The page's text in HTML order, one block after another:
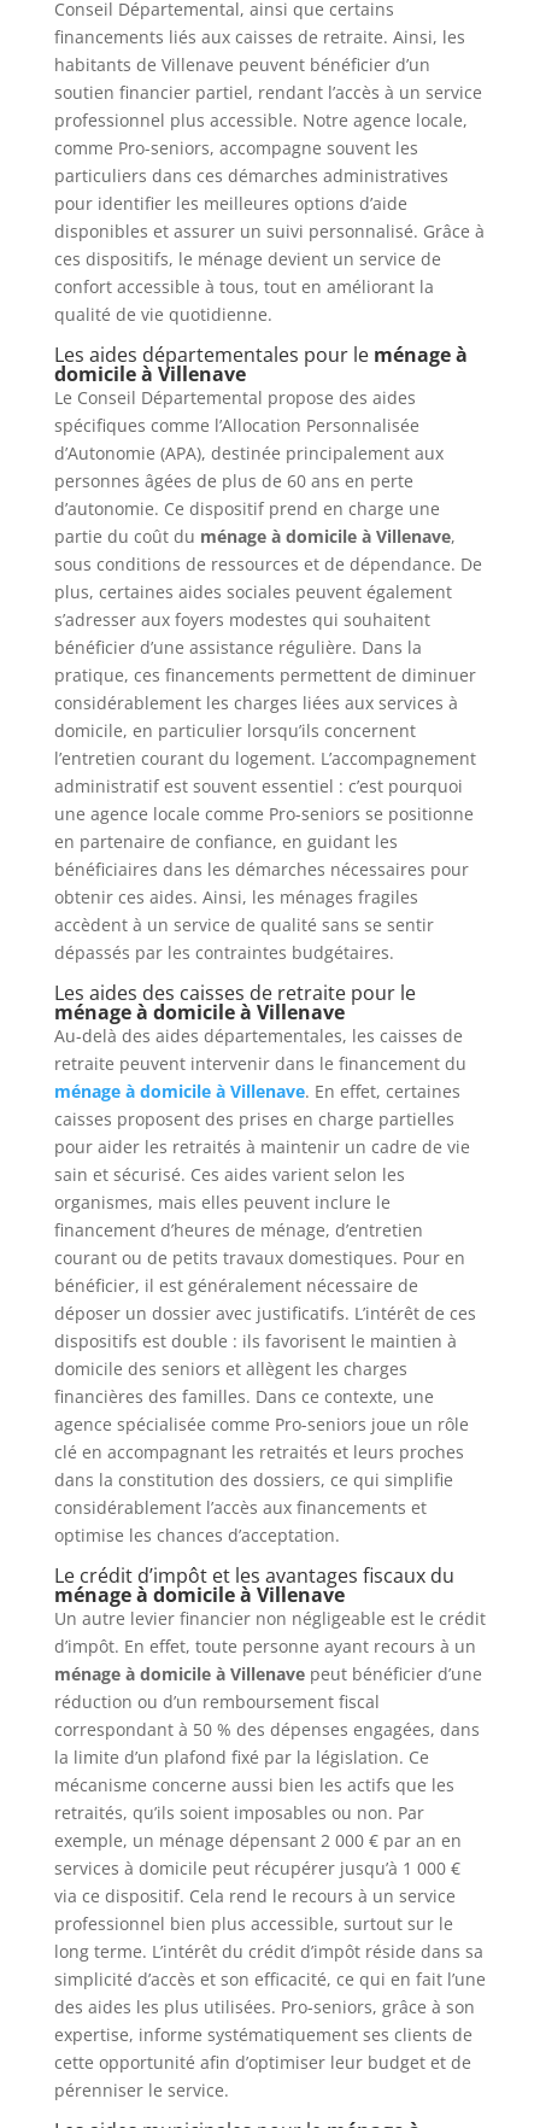
Conseil Départemental, ainsi que certains
financements liés aux caisses de retraite. Ainsi, les
habitants de Villenave peuvent bénéficier d’un
soutien financier partiel, rendant l’accès à un service
professionnel plus accessible. Notre agence locale,
comme Pro-seniors, accompagne souvent les
particuliers dans ces démarches administratives
pour identifier les meilleures options d’aide
disponibles et assurer un suivi personnalisé. Grâce à
ces dispositifs, le ménage devient un service de
confort accessible à tous, tout en améliorant la
qualité de vie quotidienne.
Les aides départementales pour le ménage à
domicile à Villenave
Le Conseil Départemental propose des aides
spécifiques comme l’Allocation Personnalisée
d’Autonomie (APA), destinée principalement aux
personnes âgées de plus de 60 ans en perte
d’autonomie. Ce dispositif prend en charge une
partie du coût du ménage à domicile à Villenave,
sous conditions de ressources et de dépendance. De
plus, certaines aides sociales peuvent également
s’adresser aux foyers modestes qui souhaitent
bénéficier d’une assistance régulière. Dans la
pratique, ces financements permettent de diminuer
considérablement les charges liées aux services à
domicile, en particulier lorsqu’ils concernent
l’entretien courant du logement. L’accompagnement
administratif est souvent essentiel : c’est pourquoi
une agence locale comme Pro-seniors se positionne
en partenaire de confiance, en guidant les
bénéficiaires dans les démarches nécessaires pour
obtenir ces aides. Ainsi, les ménages fragiles
accèdent à un service de qualité sans se sentir
dépassés par les contraintes budgétaires.
Les aides des caisses de retraite pour le
ménage à domicile à Villenave
Au-delà des aides départementales, les caisses de
retraite peuvent intervenir dans le financement du
ménage à domicile à Villenave. En effet, certaines
caisses proposent des prises en charge partielles
pour aider les retraités à maintenir un cadre de vie
sain et sécurisé. Ces aides varient selon les
organismes, mais elles peuvent inclure le
financement d’heures de ménage, d’entretien
courant ou de petits travaux domestiques. Pour en
bénéficier, il est généralement nécessaire de
déposer un dossier avec justificatifs. L’intérêt de ces
dispositifs est double : ils favorisent le maintien à
domicile des seniors et allègent les charges
financières des familles. Dans ce contexte, une
agence spécialisée comme Pro-seniors joue un rôle
clé en accompagnant les retraités et leurs proches
dans la constitution des dossiers, ce qui simplifie
considérablement l’accès aux financements et
optimise les chances d’acceptation.
Le crédit d’impôt et les avantages fiscaux du
ménage à domicile à Villenave
Un autre levier financier non négligeable est le crédit
d’impôt. En effet, toute personne ayant recours à un
ménage à domicile à Villenavepeut bénéficier d’une
réduction ou d’un remboursement fiscal
correspondant à 50 % des dépenses engagées, dans
la limite d’un plafond fixé par la législation. Ce
mécanisme concerne aussi bien les actifs que les
retraités, qu’ils soient imposables ou non. Par
exemple, un ménage dépensant 2 000 € par an en
services à domicile peut récupérer jusqu’à 1 000 €
via ce dispositif. Cela rend le recours à un service
professionnel bien plus accessible, surtout sur le
long terme. L’intérêt du crédit d’impôt réside dans sa
simplicité d’accès et son efficacité, ce qui en fait l’une
des aides les plus utilisées. Pro-seniors, grâce à son
expertise, informe systématiquement ses clients de
cette opportunité afin d’optimiser leur budget et de
pérenniser le service.